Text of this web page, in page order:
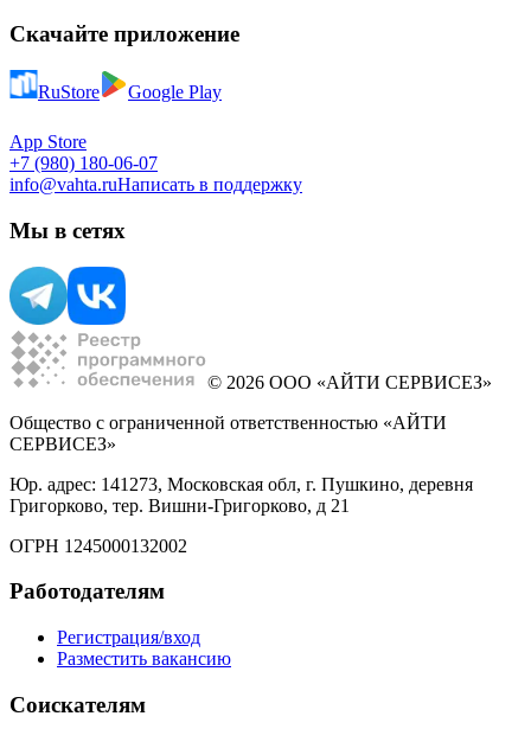
Скачайте приложение
RuStore Google Play
App Store
+7 (980) 180-06-07
info@vahta.ruНаписать в поддержку
Мы в сетях
© 2026 ООО «АЙТИ СЕРВИСЕЗ»
Общество с ограниченной ответственностью «АЙТИ
СЕРВИСЕЗ»
Юр. адрес: 141273, Московская обл, г. Пушкино, деревня
Григорково, тер. Вишни-Григорково, д 21
ОГРН 1245000132002
Работодателям
Регистрация/вход
Разместить вакансию
Соискателям